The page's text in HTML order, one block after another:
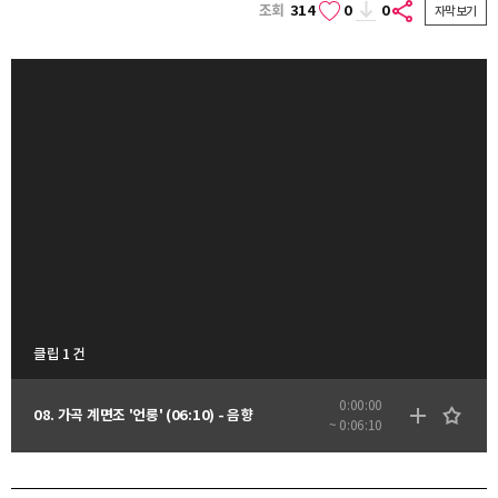
조회 314 0 0 자막보기
클립 1 건
08. 가곡 계면조 '언롱' (06:10) - 음향
0:00:00
~ 0:06:10